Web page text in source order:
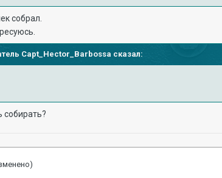
собрал.
Capt_Hector_Barbossa сказал:
собирать?